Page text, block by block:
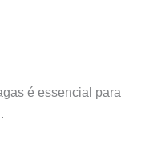
é essencial para